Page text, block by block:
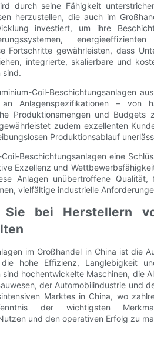
durch seine Fähigkeit
herzustellen, die auch im
investiert, um ihre
Fortschritte gewährleisten, dass
integrierte, skalierbare und
sind.
Coil-Beschichtungsanlagen
Anlagenspezifikationen – von
Produktionsmengen und Budgets
zudem exzellenten
Produktionsablauf
Beschichtungsanlagen eine
Exzellenz und
Anlagen unübertroffene Qualität,
vielfältige industrielle
bei Herstellern
im Großhandel in China ist die
hohe Effizienz, Langlebigkeit
hochentwickelte Maschinen, die
der Automobilindustrie und
Marktes in China, wo
der wichtigsten
und den operativen Erfolg zu